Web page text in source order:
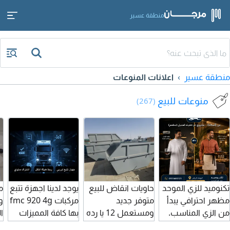
منطقة عسير
منطقة عسير اعلانات المنوعات
منوعات للبيع (267)
تكنوميد للزي الموحد
مظهر احترافي يبدأ
من الزي المناسب.
نوفر أزياء موحدة
حاويات انقاض للبيع
متوفر جديد
ومستعمل 12 يا رده
للبيع
يوجد لدينا اجهزة تتبع
مركبات fmc 920 4g
بها كافة المميزات
ويوجد ربط بمنصة